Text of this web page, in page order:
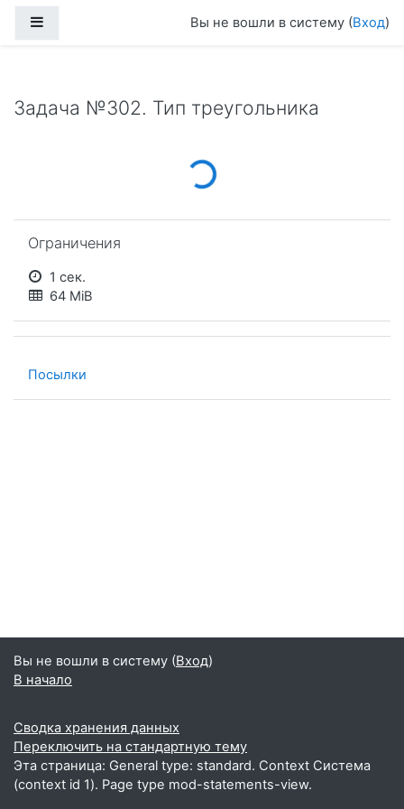
Вы не вошли в систему (Вход)
Задача №302. Тип треугольника
Loading...
Ограничения
1 сек.
64 MiB
Посылки
Вы не вошли в систему (Вход)
В начало
Сводка хранения данных
Переключить на стандартную тему
Эта страница: General type: standard. Context Система
(context id 1). Page type mod-statements-view.